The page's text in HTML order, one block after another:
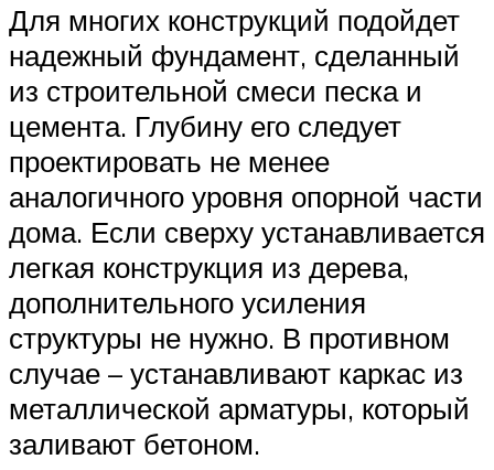
Для многих конструкций подойдет
надежный фундамент, сделанный
из строительной смеси песка и
цемента. Глубину его следует
проектировать не менее
аналогичного уровня опорной части
дома. Если сверху устанавливается
легкая конструкция из дерева,
дополнительного усиления
структуры не нужно. В противном
случае – устанавливают каркас из
металлической арматуры, который
заливают бетоном.